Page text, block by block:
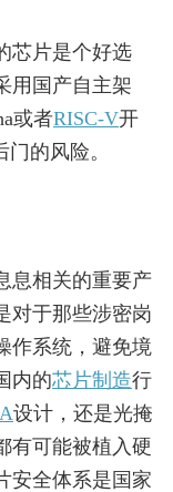
芯片是个好选
用国产自主架
或者RISC-V开
的风险。
息相关的重要产
对于那些涉密岗
作系统，避免境
内的芯片制造行
设计，还是光掩
有可能被植入硬
安全体系是国家